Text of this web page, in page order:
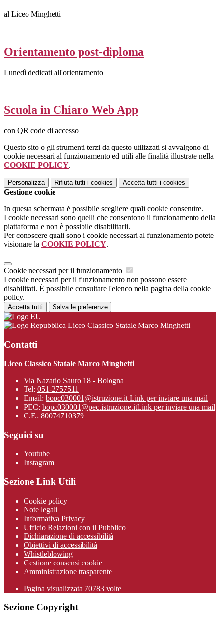
al Liceo Minghetti
Orientamento post-diploma
Lunedì dedicati all'orientamento
Scuola in Chiaro Web App
con QR code di accesso
Questo sito o gli strumenti terzi da questo utilizzati si avvalgono di
cookie necessari al funzionamento ed utili alle finalità illustrate nella
COOKIE POLICY.
Personalizza Rifiuta tutti i cookies Accetta tutti i cookies
Gestione cookie
In questa schermata è possibile scegliere quali cookie consentire.
I cookie necessari sono quelli che consentono il funzionamento della
piattaforma e non è possibile disabilitarli.
Per conoscere quali sono i cookie necessari al funzionamento potete
visionare la COOKIE POLICY.
Cookie necessari per il funzionamento
I cookie necessari per il funzionamento non possono essere
disabilitati. È possibile consultare l'elenco nella pagina della cookie
policy.
Accetta tutti Salva le preferenze
Liceo Classico Statale Marco Minghetti
Contatti
Liceo Classico Statale Marco Minghetti
Via Nazario Sauro 18 - Bologna
Tel: 051-2757511
Email: bopc030001@istruzione.it Link per inviare una mail
PEC: bopc030001@pec.istruzione.itLink per inviare una mail
C.F.: 80074710379
Seguici su
Youtube
Instagram
Sezione Link Utili
Cookie policy
Note legali
Informativa Privacy
Ufficio Relazioni con il Pubblico
Dichiarazione di accessibilità
Obiettivi di accessibilità
Whistleblowing
Gestione consensi cookie
Amministrazione trasparente
Pagina visualizzata 70783 volte
Sezione Copyright